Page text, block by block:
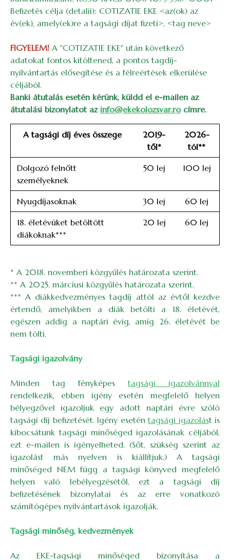
Befizetés célja (detalii): COTIZATIE EKE <az(ok) az
év(ek), amely(ek)re a tagsági díjat fizeti>, <tag neve>
FIGYELEM! A "COTIZATIE EKE" után következő
adatokat fontos kitöltened, a pontos tagdíj-
nyilvántartás elősegítése és a félreértések elkerülése
céljából.
Banki átutalás esetén kérünk, küldd el e-mailen az
átutalási bizonylatot az info@ekekolozsvar.rocímre.
A tagsági díj éves összege
2019-
től*
2026-
tól**
Dolgozó felnőtt
személyeknek
50 lej 100 lej
Nyugdíjasoknak 30 lej 60 lej
18. életévüket betöltött
diákoknak***
20 lej 60 lej
* A 2018. novemberi közgyűlés határozata szerint.
** A 2025. márciusi közgyűlés határozata szerint.
*** A diákkedvezményes tagdíj attól az évtől kezdve
értendő, amelyikben a diák betölti a 18. életévét,
egészen addig a naptári évig, amíg 26. életévét be
nem tölti.
Tagsági igazolvány
Minden tag fényképestagsági igazolvánnyal
rendelkezik, ebben igény esetén megfelelő helyen
bélyegzővel igazoljuk egy adott naptári évre szóló
tagsági díj befizetését. Igény eseténtagsági igazolást is
kibocsátunk tagsági minőséged igazolásának céljából,
ezt e-mailen is igényelheted. (Sőt, szükség szerint az
igazolást más nyelven is kiállítjuk.) A tagsági
minőséged NEM függ a tagsági könyved megfelelő
helyen való lebélyegzésétől, ezt a tagsági díj
befizetésének bizonylatai és az erre vonatkozó
számítógépes nyilvántartások igazolják.
Tagsági minőség, kedvezmények
Az EKE-tagsági minőséged bizonyítása a